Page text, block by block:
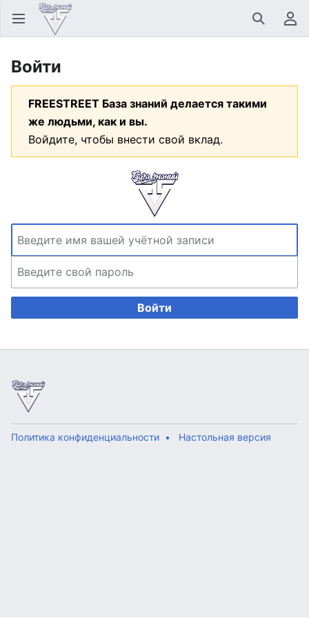
Открыть главное меню Найти Пользовательское меню
Войти
FREESTREET База знаний делается такими
же людьми, как и вы.
Войдите, чтобы внести свой вклад.
Войти
Политика конфиденциальности Настольная версия